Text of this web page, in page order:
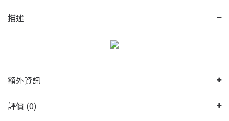
描述
額外資訊
評價 (0)